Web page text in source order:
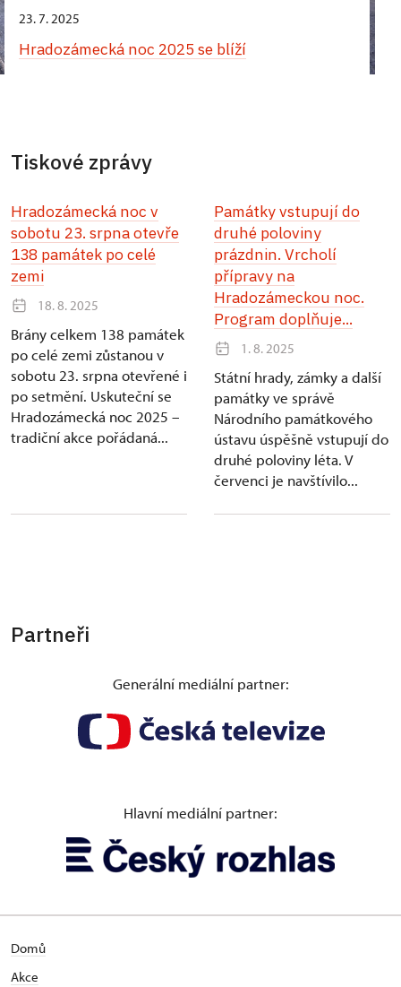
23. 7. 2025
Hradozámecká noc 2025 se blíží
Tiskové zprávy
Hradozámecká noc v
sobotu 23. srpna otevře
138 památek po celé
zemi
18. 8. 2025
Brány celkem 138 památek
po celé zemi zůstanou v
sobotu 23. srpna otevřené i
po setmění. Uskuteční se
Hradozámecká noc 2025 –
tradiční akce pořádaná...
Památky vstupují do
druhé poloviny
prázdnin. Vrcholí
přípravy na
Hradozámeckou noc.
Program doplňuje...
1. 8. 2025
Státní hrady, zámky a další
památky ve správě
Národního památkového
ústavu úspěšně vstupují do
druhé poloviny léta. V
červenci je navštívilo...
Partneři
Generální mediální partner:
Hlavní mediální partner:
Domů
Akce